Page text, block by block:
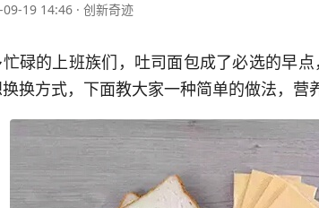
09-19 14:46 · 创新奇迹
碌的上班族们，吐司面包成了必选的早
换方式，下面教大家一种简单的做法，营